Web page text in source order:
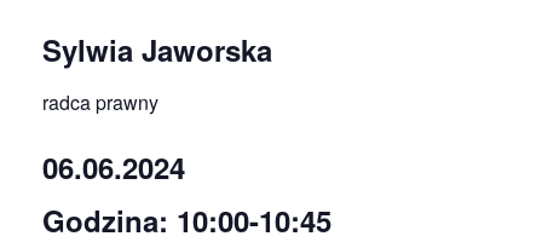
Sylwia Jaworska
radca prawny
06.06.2024
Godzina: 10:00-10:45